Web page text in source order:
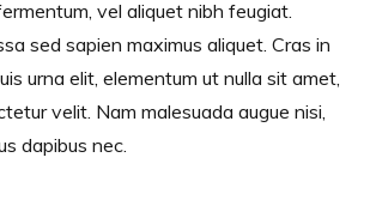
vel aliquet nibh feugiat.
sed sapien maximus aliquet. Cras in
urna elit, elementum ut nulla sit amet,
velit. Nam malesuada augue nisi,
dapibus nec.